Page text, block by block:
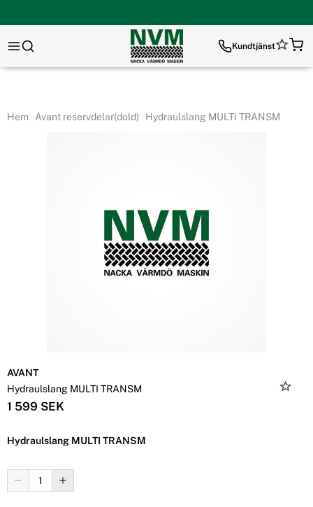
Kundtjänst
Hem Avant reservdelar(dold) Hydraulslang MULTI TRANSM
AVANT
Hydraulslang MULTI TRANSM
1 599 SEK
Hydraulslang MULTI TRANSM